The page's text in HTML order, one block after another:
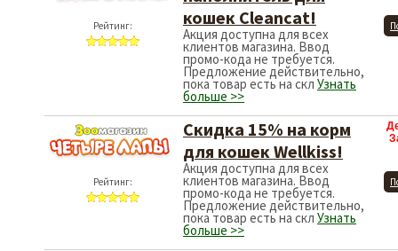
Рейтинг:
кошек Cleancat!
Акция доступна для всех
клиентов магазина. Ввод
промо-кода не требуется.
Предложение действительно,
пока товар есть на скл Узнать
больше >>
Рейтинг:
Скидка 15% на корм
для кошек Wellkiss!
Акция доступна для всех
клиентов магазина. Ввод
промо-кода не требуется.
Предложение действительно,
пока товар есть на скл Узнать
больше >>